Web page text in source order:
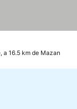
16.5 km de Mazan